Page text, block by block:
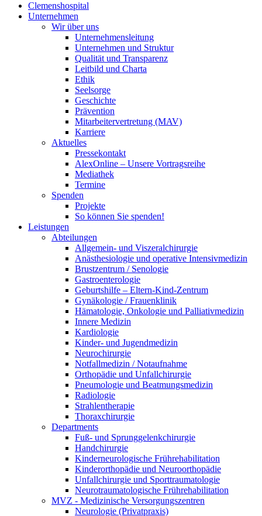
Clemenshospital
Unternehmen
Wir über uns
Unternehmensleitung
Unternehmen und Struktur
Qualität und Transparenz
Leitbild und Charta
Ethik
Seelsorge
Geschichte
Prävention
Mitarbeitervertretung (MAV)
Karriere
Aktuelles
Pressekontakt
AlexOnline – Unsere Vortragsreihe
Mediathek
Termine
Spenden
Projekte
So können Sie spenden!
Leistungen
Abteilungen
Allgemein- und Viszeralchirurgie
Anästhesiologie und operative Intensivmedizin
Brustzentrum / Senologie
Gastroenterologie
Geburtshilfe – Eltern-Kind-Zentrum
Gynäkologie / Frauenklinik
Hämatologie, Onkologie und Palliativmedizin
Innere Medizin
Kardiologie
Kinder- und Jugendmedizin
Neurochirurgie
Notfallmedizin / Notaufnahme
Orthopädie und Unfallchirurgie
Pneumologie und Beatmungsmedizin
Radiologie
Strahlentherapie
Thoraxchirurgie
Departments
Fuß- und Sprunggelenkchirurgie
Handchirurgie
Kinderneurologische Frührehabilitation
Kinderorthopädie und Neuroorthopädie
Unfallchirurgie und Sporttraumatologie
Neurotraumatologische Frührehabilitation
MVZ - Medizinische Versorgungszentren
Neurologie (Privatpraxis)